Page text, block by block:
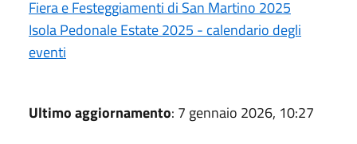
Fiera e Festeggiamenti di San Martino 2025
Isola Pedonale Estate 2025 - calendario degli
eventi
Ultimo aggiornamento: 7 gennaio 2026, 10:27